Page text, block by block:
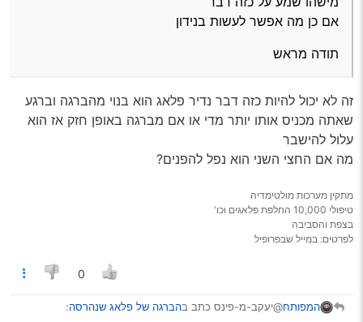
אם כן מה אפשר לעשות בנידון
תודה מראש
זה לא יכול להיות כזה דבר נדיר פלאג הוא בנוי מהברגה וברגע
שאתה מכניס אותו יותר מדי או אם מברגה באופן חזק אז הוא
עלול להישבר
מה אם החצי השני הוא נפל להפנים?
מתקין מערכות מולטימדיה
טיפולי 10,000 החלפת פלאגים וכו'
בצפת והסביבה
לפרטים: במייל שבפרופיל
0
המפותח@יעקב-מ-פינס כתב בהברגה של פלאג שנהרסה: